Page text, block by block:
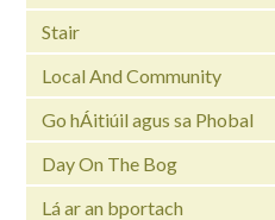
Stair
Local And Community
Go hÁitiúil agus sa Phobal
Day On The Bog
Lá ar an bportach